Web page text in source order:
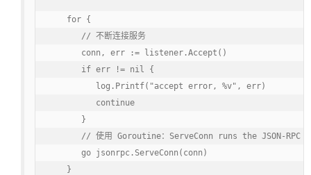
   for {
      // 不断连接服务
      conn, err := listener.Accept()
      if err != nil {
         log.Printf("accept error, %v", err)
         continue
      }
// 使用 Goroutine：ServeConn runs the JSON-RPC
      go jsonrpc.ServeConn(conn)
   }